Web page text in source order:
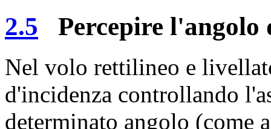
2.5 Percepire l'angolo
Nel volo rettilineo e
d'incidenza controllando
determinato angolo (come